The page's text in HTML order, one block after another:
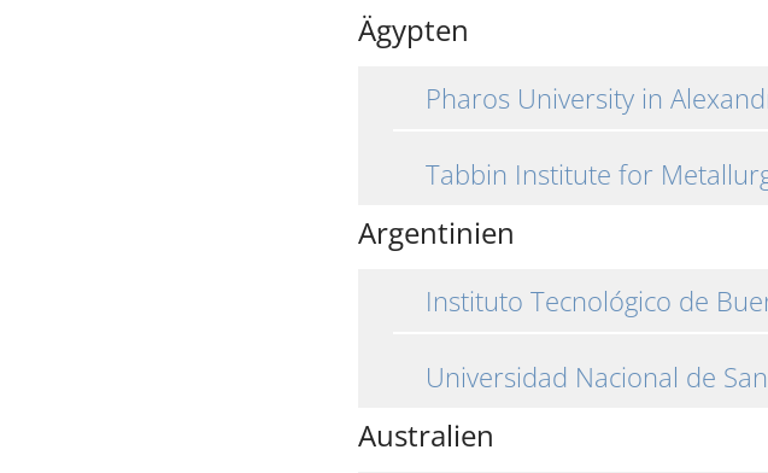
Ägypten
Pharos University in
Tabbin Institute for
Argentinien
Instituto Tecnológico de
Universidad Nacional de San
Australien